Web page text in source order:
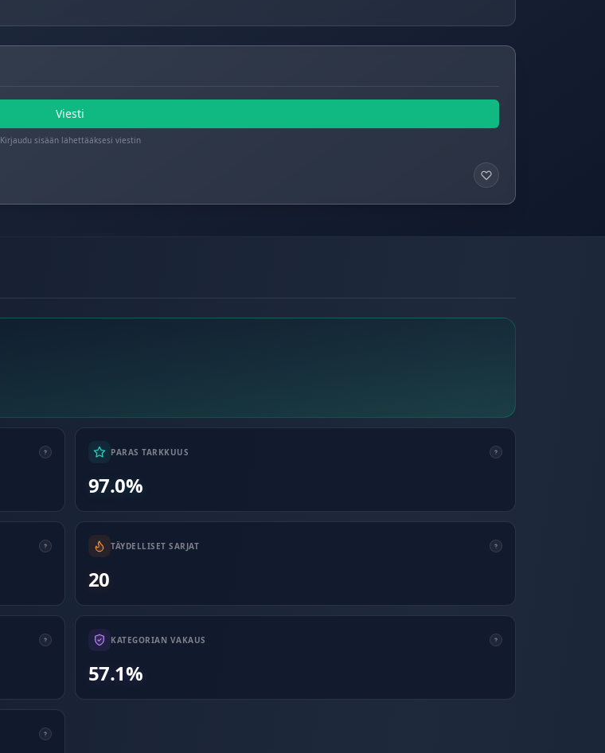
Viesti
Kirjaudu sisään lähettääksesi viestin
PARAS TARKKUUS
97.0%
TÄYDELLISET SARJAT
20
KATEGORIAN VAKAUS
57.1%